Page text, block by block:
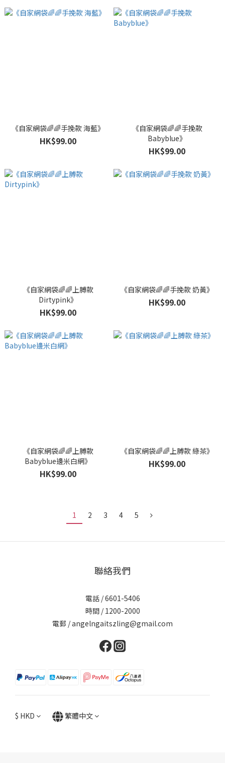
《自家網袋🌈🌈手挽款 海藍》
HK$99.00
《自家網袋🌈🌈手挽款
Babyblue》
HK$99.00
《自家網袋🌈🌈上膊款
Dirtypink》
HK$99.00
《自家網袋🌈🌈手挽款 奶黃》
HK$99.00
《自家網袋🌈🌈上膊款
Babyblue邊米白網》
HK$99.00
《自家網袋🌈🌈上膊款 綠茶》
HK$99.00
1 2 3 4 5
聯絡我們
電話 / 6601-5406
時間 / 1200-2000
電郵 / angelngaitszling@gmail.com
$ HKD 繁體中文